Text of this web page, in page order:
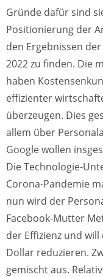
Gründe dafür sind
Positionierung der
den Ergebnissen
2022 zu finden. Die
haben
effizienter
überzeugen. Dies
allem über
Google wollen
Die Technologie-
Corona-Pandemie
nun wird der
Facebook-Mutter
der Effizienz und
Dollar reduzieren.
gemischt aus.